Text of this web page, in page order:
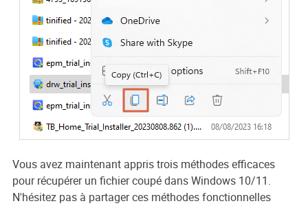
Vous avez maintenant appris trois méthodes efficaces
pour récupérer un fichier coupé dans Windows 10/11.
N'hésitez pas à partager ces méthodes fonctionnelles